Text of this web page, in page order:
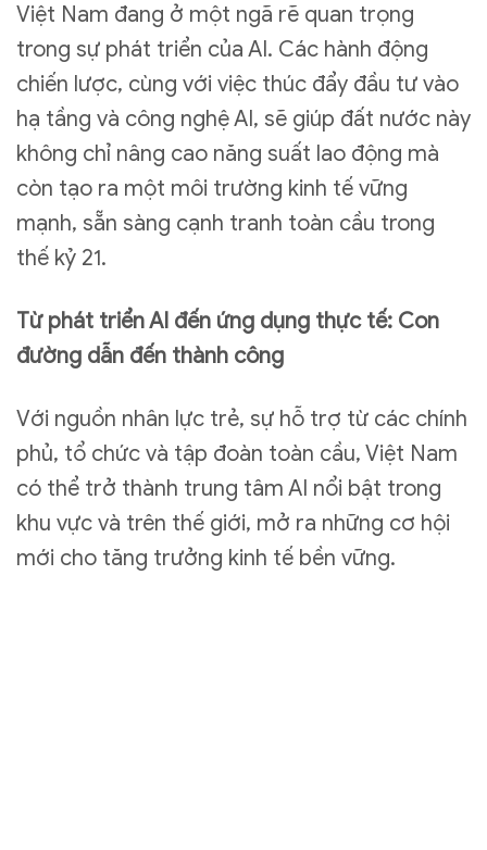
Việt Nam đang ở một ngã rẽ quan trọng
trong sự phát triển của AI. Các hành động
chiến lược, cùng với việc thúc đẩy đầu tư vào
hạ tầng và công nghệ AI, sẽ giúp đất nước này
không chỉ nâng cao năng suất lao động mà
còn tạo ra một môi trường kinh tế vững
mạnh, sẵn sàng cạnh tranh toàn cầu trong
thế kỷ 21.
Từ phát triển AI đến ứng dụng thực tế: Con
đường dẫn đến thành công
Với nguồn nhân lực trẻ, sự hỗ trợ từ các chính
phủ, tổ chức và tập đoàn toàn cầu, Việt Nam
có thể trở thành trung tâm AI nổi bật trong
khu vực và trên thế giới, mở ra những cơ hội
mới cho tăng trưởng kinh tế bền vững.